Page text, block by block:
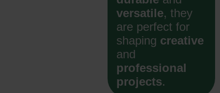
versatile, they
are perfect for
shaping creative
and
professional
projects.